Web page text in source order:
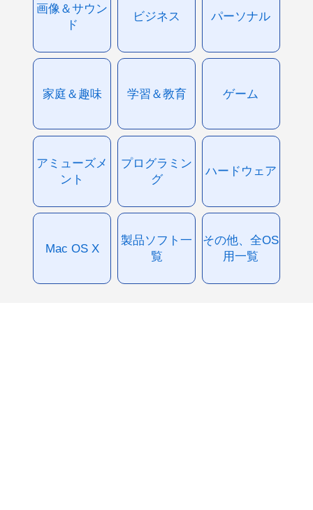
画像＆サウン
ド
ビジネス パーソナル
家庭＆趣味 学習＆教育 ゲーム
アミューズメ
ント
プログラミン
グ
ハードウェア
Mac OS X
製品ソフト一
覧
その他、全OS
用一覧